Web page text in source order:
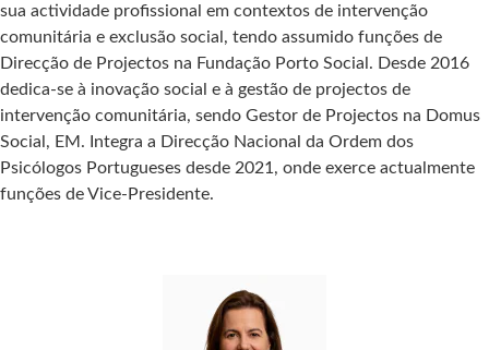
sua actividade profissional em contextos de intervenção
comunitária e exclusão social, tendo assumido funções de
Direcção de Projectos na Fundação Porto Social. Desde 2016
dedica-se à inovação social e à gestão de projectos de
intervenção comunitária, sendo Gestor de Projectos na Domus
Social, EM. Integra a Direcção Nacional da Ordem dos
Psicólogos Portugueses desde 2021, onde exerce actualmente
funções de Vice-Presidente.